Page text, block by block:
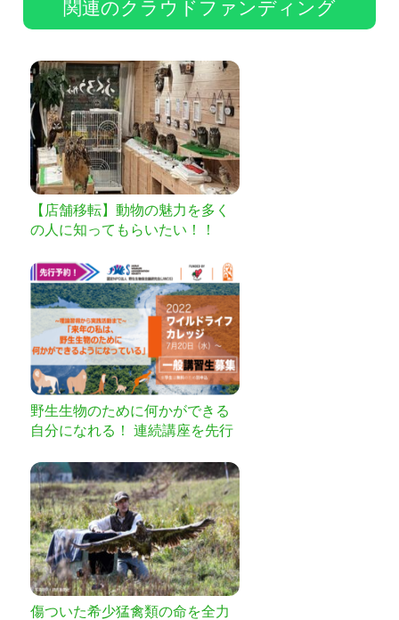
関連のクラウドファンディング
【店舗移転】動物の魅力を多く
の人に知ってもらいたい！！
野生生物のために何かができる
自分になれる！ 連続講座を先行
傷ついた希少猛禽類の命を全力